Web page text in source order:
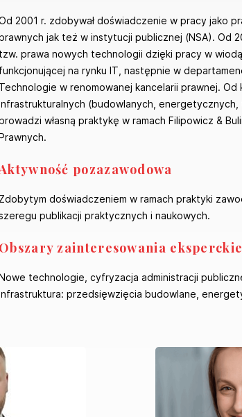
2001 r. zdobywał doświadczenie w pracy jako
jak też w instytucji publicznej (NSA). Od
tzw. prawa nowych technologii dzięki pracy w
funkcjonującej na rynku IT, następnie w
Technologie w renomowanej kancelarii prawnej.
(budowlanych, energetycznych,
własną praktykę w ramach Filipowicz &
pozazawodowa
Zdobytym doświadczeniem w ramach praktyki
publikacji praktycznych i naukowych.
Obszary zainteresowania
technologie, cyfryzacja administracji
przedsięwzięcia budowlane,